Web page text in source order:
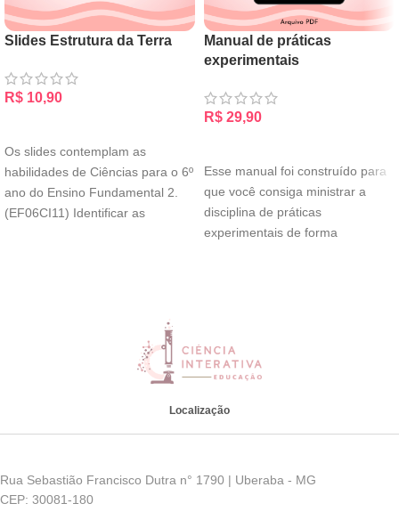
Slides Estrutura da Terra
R$ 10,90
Os slides contemplam as
habilidades de Ciências para o 6º
ano do Ensino Fundamental 2.
(EF06CI11) Identificar as
Manual de práticas
experimentais
R$ 29,90
Esse manual foi construído para
que você consiga ministrar a
disciplina de práticas
experimentais de forma
Localização
Rua Sebastião Francisco Dutra n° 1790 | Uberaba - MG
CEP: 30081-180